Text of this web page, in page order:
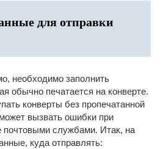
для отправки
необходимо заполнить
обычно печатается на конверте.
конверты без пропечатанной
вызвать ошибки при
почтовыми службами. Итак, на
куда отправлять: